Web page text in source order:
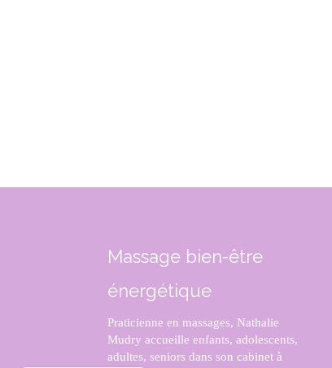
Massage bien-être
énergétique
Praticienne en massages, Nathalie
Mudry accueille enfants, adolescents,
adultes, seniors dans son cabinet à